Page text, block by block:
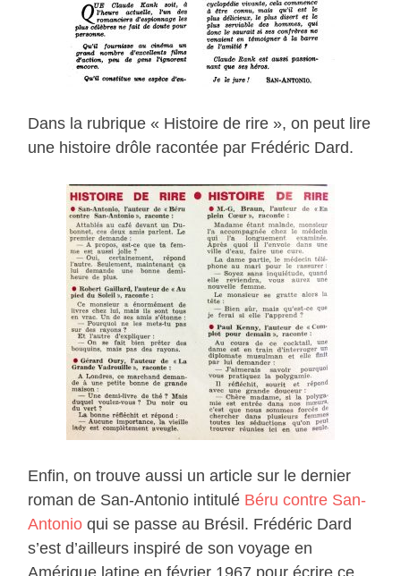
Dans la rubrique « Histoire de rire », on peut lire
une histoire drôle racontée par Frédéric Dard.
Enfin, on trouve aussi un article sur le dernier
roman de San-Antonio intitulé Béru contre San-
Antonio qui se passe au Brésil. Frédéric Dard
s’est d’ailleurs inspiré de son voyage en
Amérique latine en février 1967 pour écrire ce